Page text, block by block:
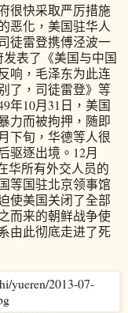
快采取严厉措施
恶化，美国驻华人
徒雷登携傅泾波一
表了《美国与中国
响，毛泽东为此连
了，司徒雷登》等
年10月31日，美国
力而被拘押，随即
下旬，华德等人很
驱逐出境。12月
华所有外交人员的
等国驻北京领事馆
使美国关闭了全部
而来的朝鲜战争使
由此彻底走进了死